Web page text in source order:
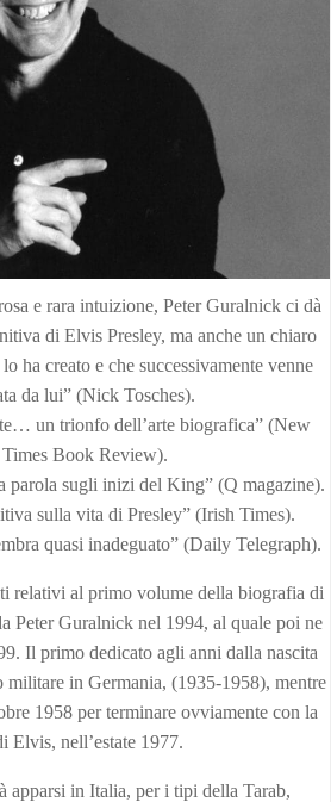
e rara intuizione, Peter Guralnick ci dà
di Elvis Presley, ma anche un chiaro
ha creato e che successivamente venne
da lui” (Nick Tosches).
un trionfo dell’arte biografica” (New
Book Review).
parola sugli inizi del King” (Q magazine).
sulla vita di Presley” (Irish Times).
quasi inadeguato” (Daily Telegraph).
relativi al primo volume della biografia di
Peter Guralnick nel 1994, al quale poi ne
Il primo dedicato agli anni dalla nascita
militare in Germania, (1935-1958), mentre
1958 per terminare ovviamente con la
Elvis, nell’estate 1977.
apparsi in Italia, per i tipi della Tarab,